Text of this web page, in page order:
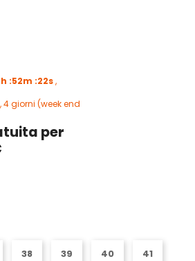
:52m :21s
4 giorni (week end
per
38 39 40 41